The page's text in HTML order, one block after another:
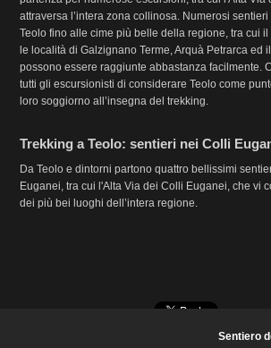
attraversa l’intera zona collinosa. Numerosi
Teolo fino alle cime più belle della regione, tra cui il
le località di Galzignano Terme, Arquà Petrarca ed
possono essere raggiunte abbastanza facilmente.
tutti gli escursionisti di considerare Teolo come
loro soggiorno all’insegna del trekking.
Trekking a Teolo: sentieri nei Colli
Da Teolo e dintorni partono quattro bellissimi
Euganei, tra cui l'Alta Via dei Colli Euganei, che vi
dei più bei luoghi dell’intera regione.
Sentiero